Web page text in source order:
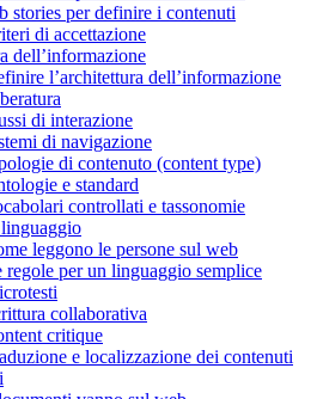
stories per definire i contenuti
di accettazione
dell’informazione
l’architettura dell’informazione
di interazione
di navigazione
di contenuto (content type)
e standard
controllati e tassonomie
leggono le persone sul web
regole per un linguaggio semplice
collaborativa
critique
e localizzazione dei contenuti